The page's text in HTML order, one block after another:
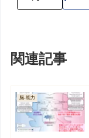
関連記事
脳-能力